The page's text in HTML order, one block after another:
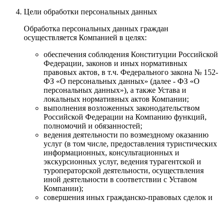
Цели обработки персональных данных
Обработка персональных данных граждан
осуществляется Компанией в целях:
обеспечения соблюдения Конституции Российской
Федерации, законов и иных нормативных
правовых актов, в т.ч. Федерального закона № 152-
ФЗ «О персональных данных» (далее - ФЗ «О
персональных данных»), а также Устава и
локальных нормативных актов Компании;
выполнения возложенных законодательством
Российской Федерации на Компанию функций,
полномочий и обязанностей;
ведения деятельности по возмездному оказанию
услуг (в том числе, предоставления туристических
информационных, консультационных и
экскурсионных услуг, ведения турагентской и
туроператорской деятельности, осуществления
иной деятельности в соответствии с Уставом
Компании);
совершения иных гражданско-правовых сделок и